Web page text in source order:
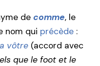
de comme, le
nom qui précède :
vôtre (accord avec
que le foot et le